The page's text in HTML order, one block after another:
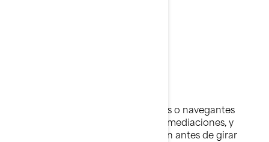
constantemente si hay bañistas o navegantes
alrededor, sobre todo en sus inmediaciones, y
averigüe hacia dónde se dirigen antes de girar